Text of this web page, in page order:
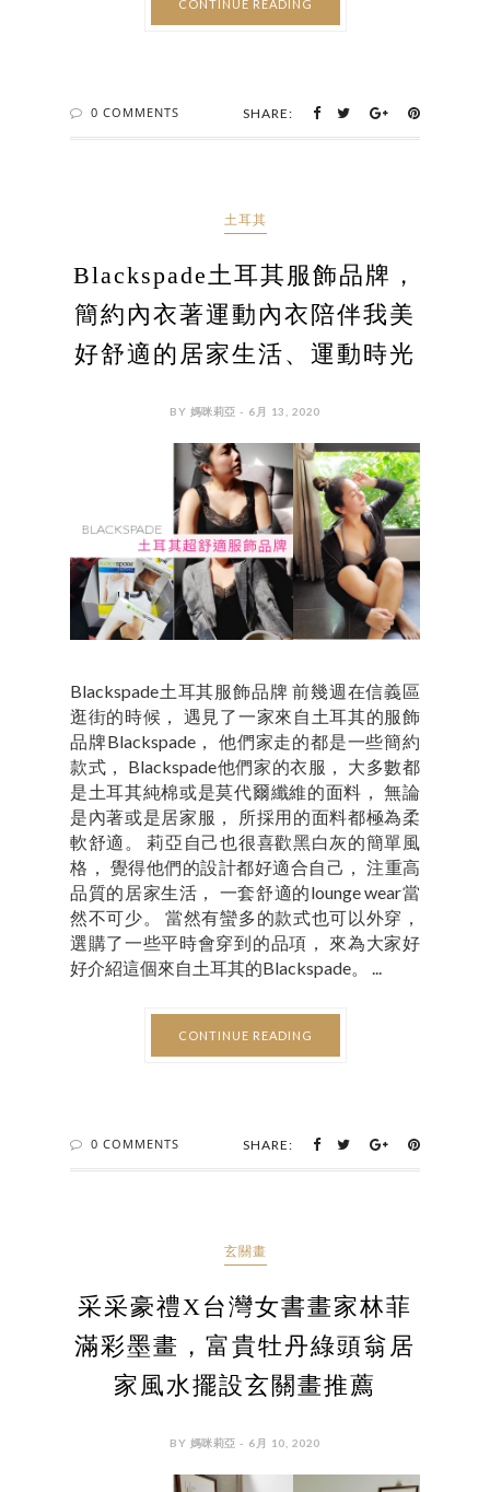
CONTINUE READING
0 COMMENTS SHARE:
土耳其
Blackspade土耳其服飾品牌，
簡約內衣著運動內衣陪伴我美
好舒適的居家生活、運動時光
BY 媽咪莉亞 - 6月 13, 2020
Blackspade土耳其服飾品牌 前幾週在信義區
逛街的時候， 遇見了一家來自土耳其的服飾
品牌Blackspade， 他們家走的都是一些簡約
款式， Blackspade他們家的衣服， 大多數都
是土耳其純棉或是莫代爾纖維的面料， 無論
是內著或是居家服， 所採用的面料都極為柔
軟舒適。 莉亞自己也很喜歡黑白灰的簡單風
格， 覺得他們的設計都好適合自己， 注重高
品質的居家生活， 一套舒適的lounge wear當
然不可少。 當然有蠻多的款式也可以外穿，
選購了一些平時會穿到的品項， 來為大家好
好介紹這個來自土耳其的Blackspade。 ...
CONTINUE READING
0 COMMENTS SHARE:
玄關畫
采采豪禮X台灣女書畫家林菲
滿彩墨畫，富貴牡丹綠頭翁居
家風水擺設玄關畫推薦
BY 媽咪莉亞 - 6月 10, 2020